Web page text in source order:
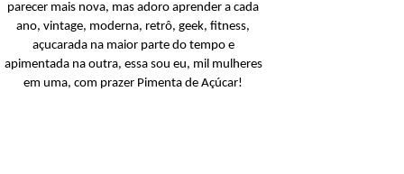
parecer mais nova, mas adoro aprender a cada
ano, vintage, moderna, retrô, geek, fitness,
açucarada na maior parte do tempo e
apimentada na outra, essa sou eu, mil mulheres
em uma, com prazer Pimenta de Açúcar!